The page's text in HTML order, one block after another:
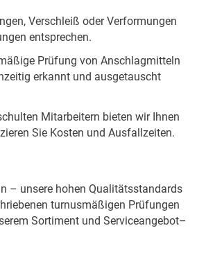
Verschleiß oder Verformungen
entsprechen.
Prüfung von Anschlagmitteln
erkannt und ausgetauscht
Mitarbeitern bieten wir Ihnen
Sie Kosten und Ausfallzeiten.
– unsere hohen Qualitätsstandards
turnusmäßigen Prüfungen
Sortiment und Serviceangebot–